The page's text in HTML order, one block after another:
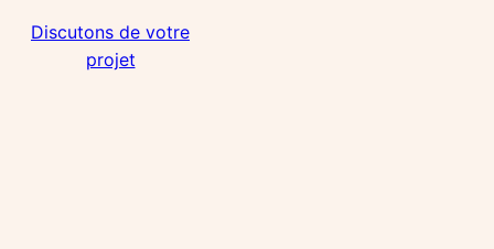
Discutons de votre
projet